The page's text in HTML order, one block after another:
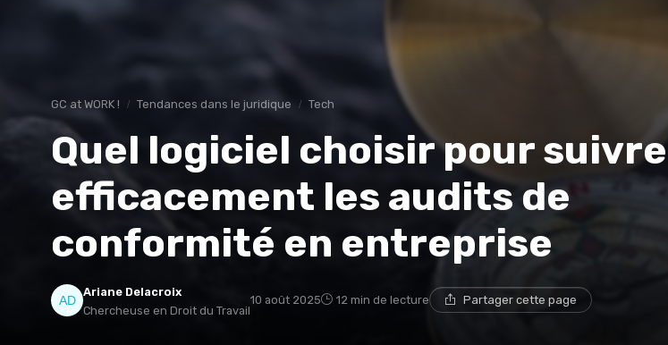
GC at WORK ! Tendances dans le juridique Tech
Quel logiciel choisir pour suivre
efficacement les audits de
conformité en entreprise
Ariane Delacroix
Chercheuse en Droit du Travail
10 août 2025 12 min de lecture Partager cette page